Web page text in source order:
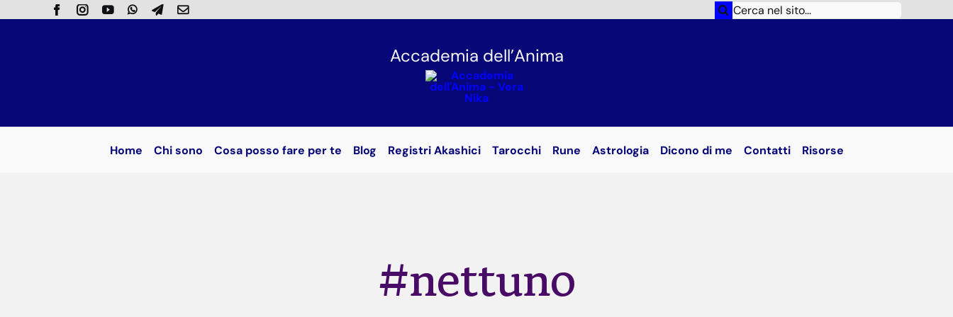
Cerca
Accademia dell’Anima
Home Chi sono Cosa posso fare per te Blog Registri Akashici Tarocchi Rune Astrologia Dicono di me Contatti Risorse
#nettuno